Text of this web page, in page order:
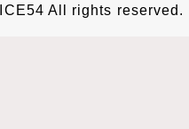
All rights reserved.